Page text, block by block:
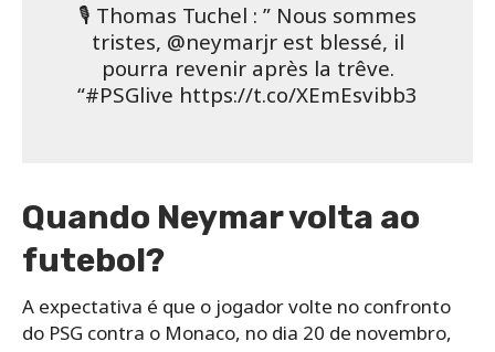
🎙️ Thomas Tuchel : ” Nous sommes
tristes, @neymarjr est blessé, il
pourra revenir après la trêve.
“#PSGlive https://t.co/XEmEsvibb3
Quando Neymar volta ao
futebol?
A expectativa é que o jogador volte no confronto
do PSG contra o Monaco, no dia 20 de novembro,